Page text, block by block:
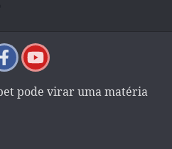
pode virar uma matéria